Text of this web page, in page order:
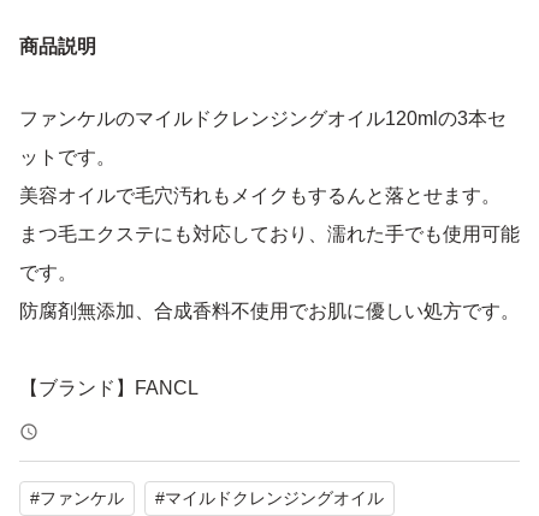
商品説明
ファンケルのマイルドクレンジングオイル120mlの3本セ
ットです。
美容オイルで毛穴汚れもメイクもするんと落とせます。
まつ毛エクステにも対応しており、濡れた手でも使用可能
です。
防腐剤無添加、合成香料不使用でお肌に優しい処方です。
【ブランド】FANCL
【商品名】マイルドクレンジングオイル
【内容量】120ml × 3本
【商品の状態】未使用
#ファンケル #マイルドクレンジングオイル